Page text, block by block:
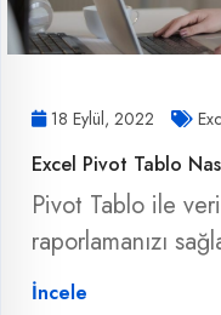
18 Eylül, 2022
Excel Pivot Tablo
Pivot Tablo ile
raporlamanızı
İncele